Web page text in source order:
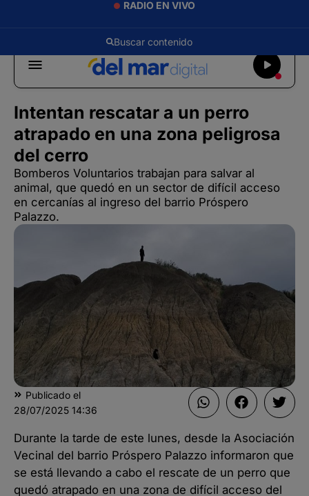
RADIO EN VIVO
Intentan rescatar a un perro
atrapado en una zona peligrosa
del cerro
Bomberos Voluntarios trabajan para salvar al
animal, que quedó en un sector de difícil acceso
en cercanías al ingreso del barrio Próspero
Palazzo.
Publicado el
28/07/2025 14:36
Durante la tarde de este lunes, desde la Asociación
Vecinal del barrio Próspero Palazzo informaron que
se está llevando a cabo el rescate de un perro que
quedó atrapado en una zona de difícil acceso del